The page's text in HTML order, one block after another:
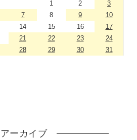
1
2
3
7 8 9
10
14 15 16
17
21 22 23
24
28 29 30 31
アーカイブ